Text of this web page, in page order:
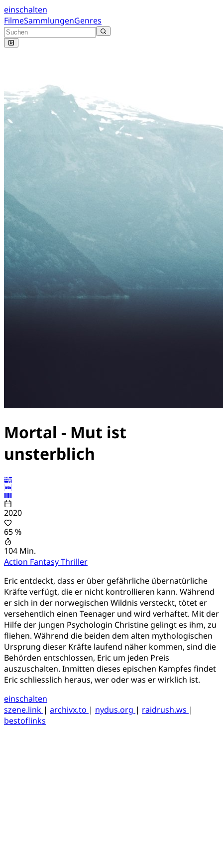
einschalten
FilmeSammlungenGenres
Mortal - Mut ist
unsterblich
2020
65 %
104 Min.
Action FantasyThriller
Eric entdeckt, dass er über gefährliche übernatürliche
Kräfte verfügt, die er nicht kontrollieren kann. Während
er sich in der norwegischen Wildnis versteckt, tötet er
versehentlich einen Teenager und wird verhaftet. Mit der
Hilfe der jungen Psychologin Christine gelingt es ihm, zu
fliehen. Während die beiden dem alten mythologischen
Ursprung dieser Kräfte laufend näher kommen, sind die
Behörden entschlossen, Eric um jeden Preis
auszuschalten. Inmitten dieses epischen Kampfes findet
Eric schliesslich heraus, wer oder was er wirklich ist.
einschalten
szene.link | archivx.to | nydus.org | raidrush.ws |
bestoflinks